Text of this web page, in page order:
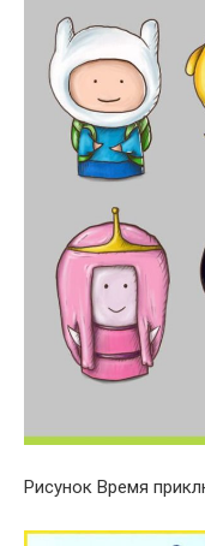
Рисунок Время